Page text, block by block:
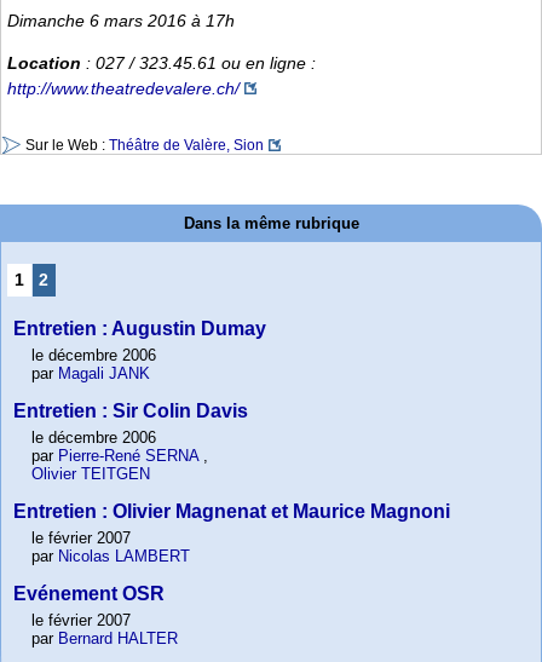
Dimanche 6 mars 2016 à 17h
Location : 027 / 323.45.61 ou en ligne :
http://www.theatredevalere.ch/
Sur le Web : Théâtre de Valère, Sion
Dans la même rubrique
1 2
Entretien : Augustin Dumay
le décembre 2006
par Magali JANK
Entretien : Sir Colin Davis
le décembre 2006
par Pierre-René SERNA,
Olivier TEITGEN
Entretien : Olivier Magnenat et Maurice Magnoni
le février 2007
par Nicolas LAMBERT
Evénement OSR
le février 2007
par Bernard HALTER